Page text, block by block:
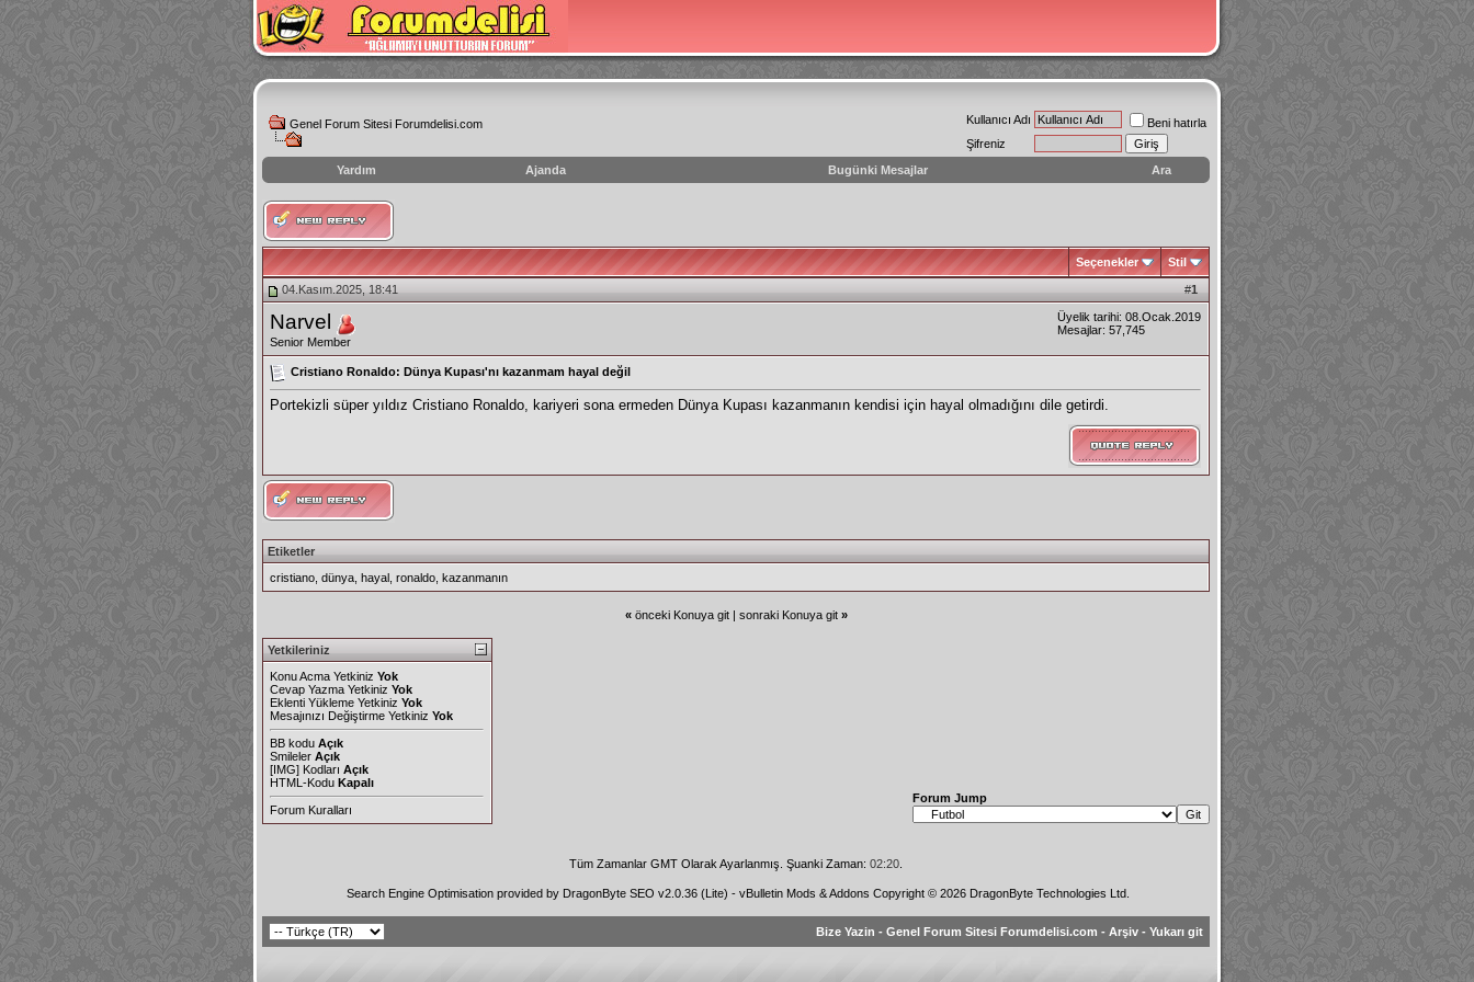
Genel Forum Sitesi Forumdelisi.com Kullanıcı Adı
Beni hatırla
Şifreniz
Yardım
Ajanda Bugünki Mesajlar Ara
instagram
izlenme
hilesi
Seçenekler Stil
#1
04.Kasım.2025, 18:41
Narvel
Senior Member
Üyelik tarihi: 08.Ocak.2019
Mesajlar: 57,745
Cristiano Ronaldo: Dünya Kupası'nı kazanmam hayal değil
Portekizli süper yıldız Cristiano Ronaldo, kariyeri sona ermeden Dünya Kupası kazanmanın kendisi için hayal olmadığını dile getirdi.
Etiketler
cristiano dünya hayal ronaldo kazanmanın
« önceki Konuya git| sonraki Konuya git »
Yetkileriniz
Konu Acma Yetkiniz Yok
Cevap Yazma Yetkiniz Yok
Eklenti Yükleme Yetkiniz Yok
Mesajınızı Değiştirme Yetkiniz Yok
BB kodu Açık
Smileler Açık
[IMG] Kodları Açık
HTML-Kodu Kapalı
Forum Kuralları
Forum Jump
Tüm Zamanlar GMT Olarak Ayarlanmış. Şuanki Zaman: 02:20
Search Engine Optimisation provided by DragonByte SEO v2.0.36 (Lite) - vBulletin Mods & Addons Copyright © 2026 DragonByte Technologies Ltd.
Bize Yazin - Genel Forum Sitesi Forumdelisi.com - Arşiv - Yukarı git